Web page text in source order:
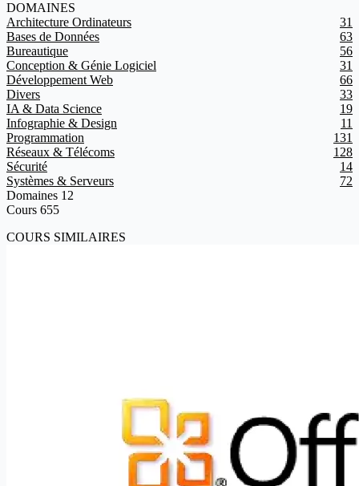
DOMAINES
Architecture Ordinateurs
31
Bases de Données
63
Bureautique
56
Conception & Génie Logiciel
31
Développement Web
66
Divers
33
IA & Data Science
19
Infographie & Design
11
Programmation
131
Réseaux & Télécoms
128
Sécurité
14
Systèmes & Serveurs
72
Domaines 12
Cours 655
COURS SIMILAIRES